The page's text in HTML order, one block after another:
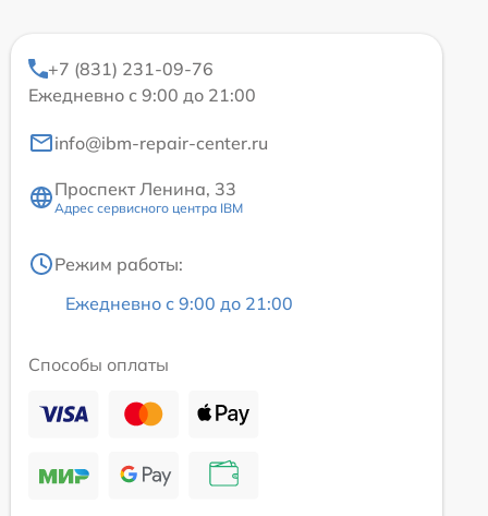
+7 (831) 231-09-76
Ежедневно с 9:00 до 21:00
info@ibm-repair-center.ru
Проспект Ленина, 33
Адрес сервисного центра IBM
Режим работы:
Ежедневно с 9:00 до 21:00
Способы оплаты